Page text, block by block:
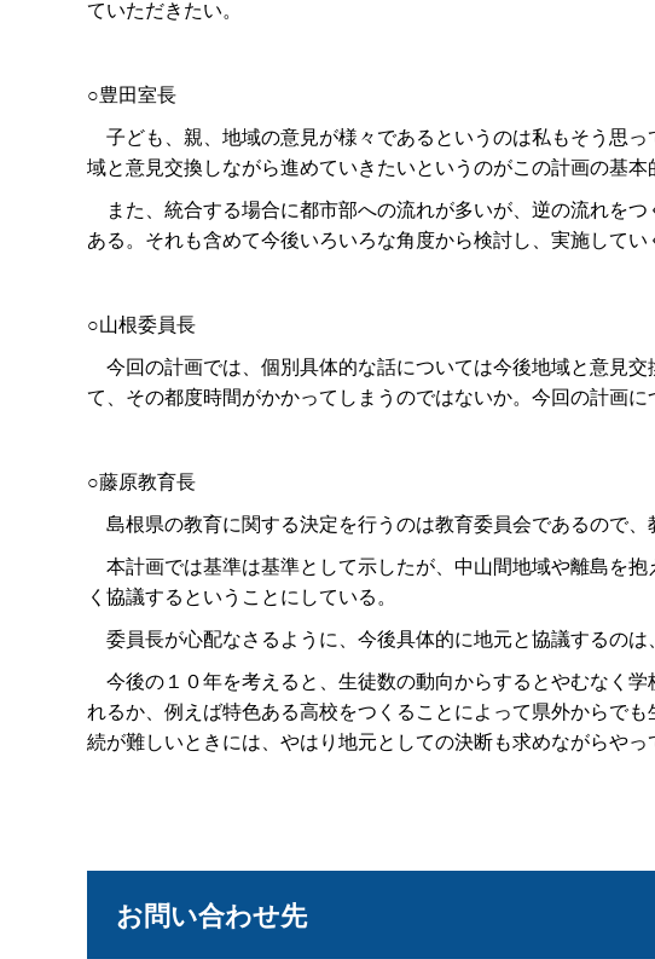
ていただきたい。
○豊田室長
子ども、親、地域の意見が様々であるというのは私もそう思
域と意見交換しながら進めていきたいというのがこの計画の基本
また、統合する場合に都市部への流れが多いが、逆の流れを
ある。それも含めて今後いろいろな角度から検討し、実施してい
○山根委員長
今回の計画では、個別具体的な話については今後地域と意見
て、その都度時間がかかってしまうのではないか。今回の計画
○藤原教育長
島根県の教育に関する決定を行うのは教育委員会であるので
本計画では基準は基準として示したが、中山間地域や離島を
く協議するということにしている。
委員長が心配なさるように、今後具体的に地元と協議するの
今後の１０年を考えると、生徒数の動向からするとやむなく
れるか、例えば特色ある高校をつくることによって県外からで
続が難しいときには、やはり地元としての決断も求めながらやっ
お問い合わせ先